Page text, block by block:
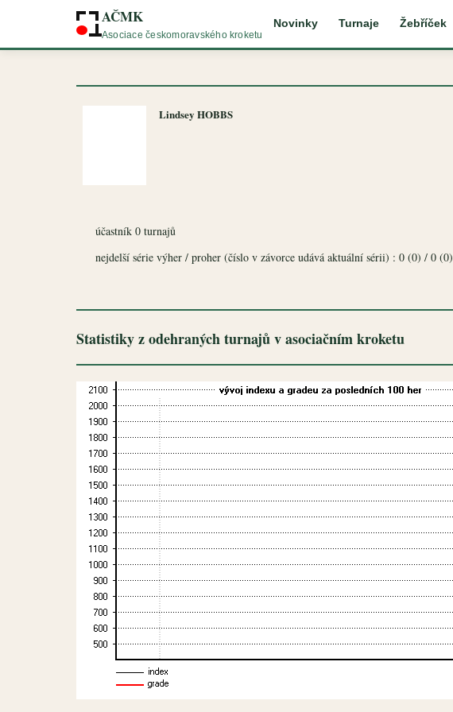
AČMK
Asociace českomoravského kroketu
Novinky Turnaje Žebříček
Lindsey HOBBS
účastník 0 turnajů
nejdelší série výher / proher (číslo v závorce udává aktuální sérii) : 0 (0) / 0 (0)
Statistiky z odehraných turnajů v asociačním kroketu